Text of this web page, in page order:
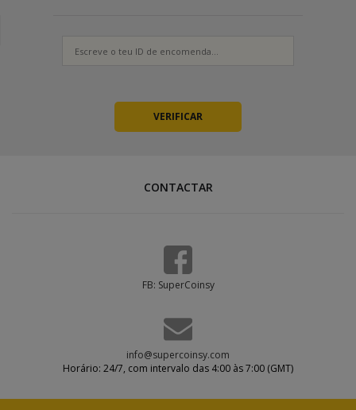
CONTACTAR
FB: SuperCoinsy
info@supercoinsy.com
Horário: 24/7, com intervalo das 4:00 às 7:00 (GMT)